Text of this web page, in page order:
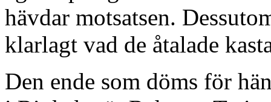
hävdar motsatsen.
klarlagt vad de åtalade
Den ende som döms för